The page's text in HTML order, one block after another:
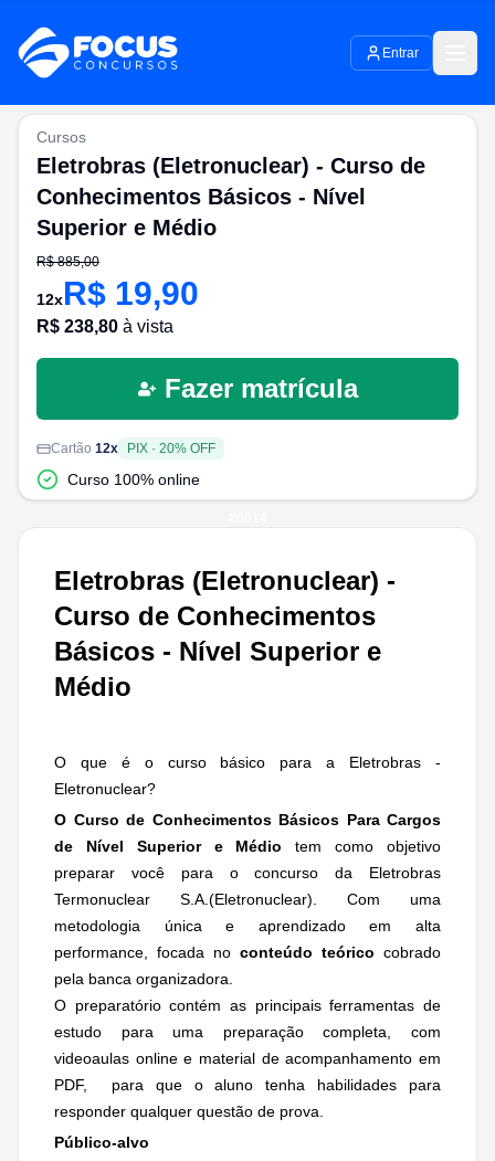
Entrar
Eletrobras (Eletronuclear) -
Curso de Conhecimentos
Básicos - Nível Superior e
Médio
O que é o curso básico para a Eletrobras -
Eletronuclear?
O Curso de Conhecimentos Básicos Para Cargos
de Nível Superior e Médio tem como objetivo
preparar você para o concurso da Eletrobras
Termonuclear S.A.(Eletronuclear). Com uma
metodologia única e aprendizado em alta
performance, focada no conteúdo teórico cobrado
pela banca organizadora.
O preparatório contém as principais ferramentas de
estudo para uma preparação completa, com
videoaulas online e material de acompanhamento em
PDF, para que o aluno tenha habilidades para
responder qualquer questão de prova.
Público-alvo
Cursos
Eletrobras (Eletronuclear) - Curso de
Conhecimentos Básicos - Nível
Superior e Médio
R$885,00
12xR$ 19,90
R$ 238,80 à vista
Fazer matrícula
Cartão 12x PIX · 20% OFF
Curso 100% online